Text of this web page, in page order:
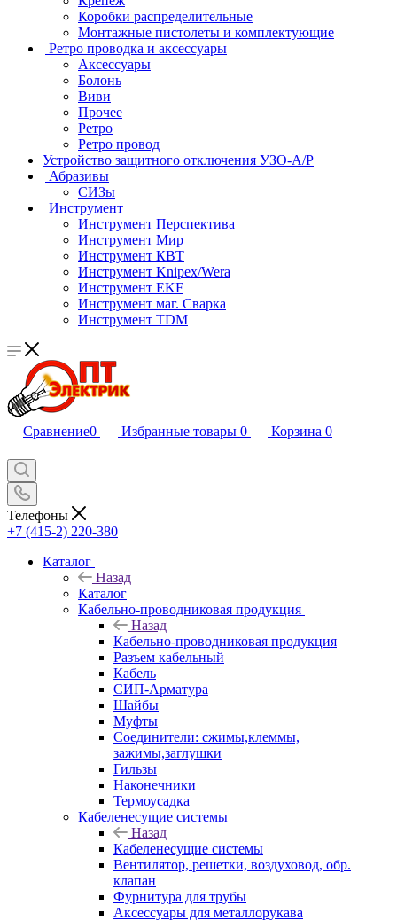
Коробки распределительные
Монтажные пистолеты и комплектующие
Ретро проводка и аксессуары
Аксессуары
Болонь
Виви
Прочее
Ретро
Ретро провод
Устройство защитного отключения УЗО-А/Р
Абразивы
СИЗы
Инструмент
Инструмент Перспектива
Инструмент Мир
Инструмент КВТ
Инструмент Knipex/Wera
Инструмент EKF
Инструмент маг. Сварка
Инструмент TDM
Сравнение0 Избранные товары 0 Корзина 0
Телефоны
+7 (415-2) 220-380
Каталог
Назад
Каталог
Кабельно-проводниковая продукция
Назад
Кабельно-проводниковая продукция
Разъем кабельный
Кабель
СИП-Арматура
Шайбы
Муфты
Соединители: сжимы,клеммы,
зажимы,заглушки
Гильзы
Наконечники
Термоусадка
Кабеленесущие системы
Назад
Кабеленесущие системы
Вентилятор, решетки, воздуховод, обр.
клапан
Фурнитура для трубы
Аксессуары для металлорукава